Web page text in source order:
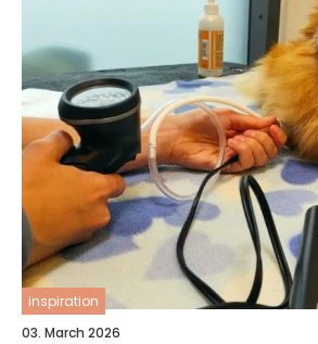
inspiration
03. March 2026